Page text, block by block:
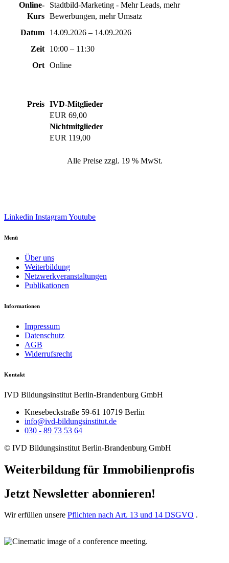
Online-
Kurs
Stadtbild-Marketing - Mehr Leads, mehr
Bewerbungen, mehr Umsatz
Datum
14.09.2026 – 14.09.2026
Zeit
10:00 – 11:30
Ort Online
Preis IVD-Mitglieder
EUR 69,00
Nichtmitglieder
EUR 119,00
Alle Preise zzgl. 19 % MwSt.
Linkedin InstagramYoutube
Menü
Über uns
Weiterbildung
Netzwerkveranstaltungen
Publikationen
Informationen
Impressum
Datenschutz
AGB
Widerrufsrecht
Kontakt
IVD Bildungsinstitut Berlin-Brandenburg GmbH
Knesebeckstraße 59-61 10719 Berlin
info@ivd-bildungsinstitut.de
030 - 89 73 53 64
© IVD Bildungsinstitut Berlin-Brandenburg GmbH
Weiterbildung für Immobilienprofis
Jetzt Newsletter abonnieren!
Wir erfüllen unsere Pflichten nach Art. 13 und 14 DSGVO .